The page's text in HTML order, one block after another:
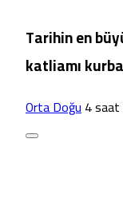
Tarihin en
katliamı
Orta Doğu4